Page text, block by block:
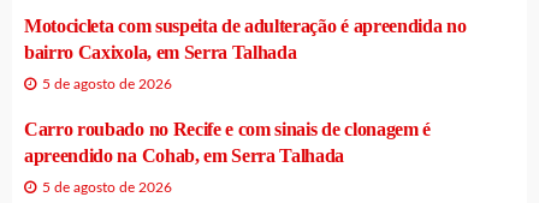
Motocicleta com suspeita de adulteração é apreendida no
bairro Caxixola, em Serra Talhada
5 de agosto de 2026
Carro roubado no Recife e com sinais de clonagem é
apreendido na Cohab, em Serra Talhada
5 de agosto de 2026